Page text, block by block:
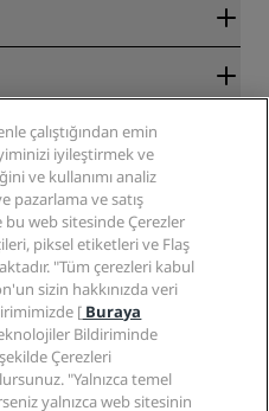
çalıştığından emin
iyileştirmek ve
ve kullanımı analiz
pazarlama ve satış
bu web sitesinde Çerezler
piksel etiketleri ve Flaş
"Tüm çerezleri kabul
sizin hakkınızda veri
[ Buraya
Bildiriminde
şekilde Çerezleri
"Yalnızca temel
yalnızca web sitesinin